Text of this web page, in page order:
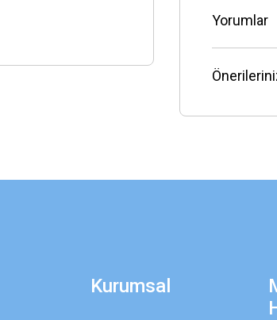
Yorumlar
Kurumsal